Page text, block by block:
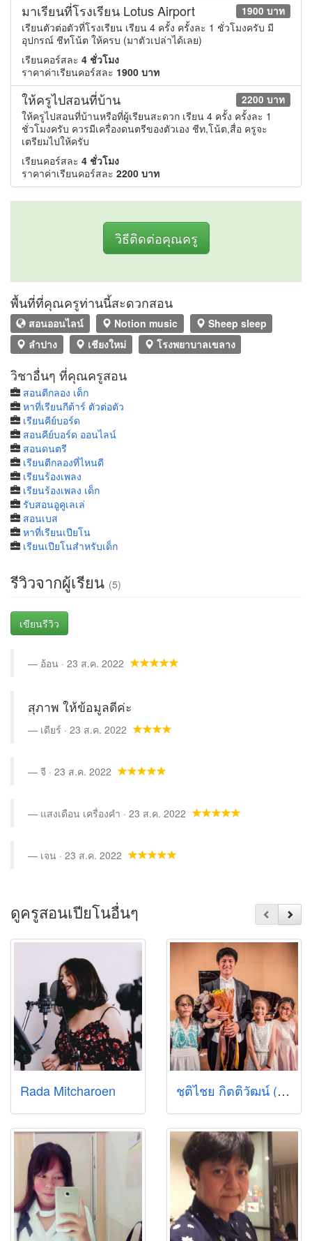
มาเรียนที่โรงเรียน Lotus Airport 1900 บาท
เรียนตัวต่อตัวที่โรงเรียน เรียน 4 ครั้ง ครั้งละ 1 ชั่วโมงครับ มี
อุปกรณ์ ชีทโน้ต ให้ครบ (มาตัวเปล่าได้เลย)
เรียนคอร์สละ 4 ชั่วโมง
ราคาค่าเรียนคอร์สละ 1900 บาท
ให้ครูไปสอนที่บ้าน 2200 บาท
ให้ครูไปสอนที่บ้านหรือที่ผู้เรียนสะดวก เรียน 4 ครั้ง ครั้งละ 1
ชั่วโมงครับ ควรมีเครื่องดนตรีของตัวเอง ชีท,โน้ต,สื่อ ครูจะ
เตรียมไปให้ครับ
เรียนคอร์สละ 4 ชั่วโมง
ราคาค่าเรียนคอร์สละ 2200 บาท
วิธีติดต่อคุณครู
พื้นที่ที่คุณครูท่านนี้สะดวกสอน
สอนออนไลน์ Notion music
Sheep sleep
ลำปาง
เชียงใหม่ โรงพยาบาลเขลาง
วิชาอื่นๆ ที่คุณครูสอน
สอนตีกลอง เด็ก
หาที่เรียนกีต้าร์ ตัวต่อตัว
เรียนคีย์บอร์ด
สอนคีย์บอร์ด ออนไลน์
สอนดนตรี
เรียนตีกลองที่ไหนดี
เรียนร้องเพลง
เรียนร้องเพลง เด็ก
รับสอนอูคูเลเล่
สอนเบส
หาที่เรียนเปียโน
เรียนเปียโนสำหรับเด็ก
รีวิวจากผู้เรียน (5)
เขียนรีวิว
อ้อน · 23 ส.ค. 2022
สุภาพ ให้ข้อมูลดีค่ะ
เดียร์ · 23 ส.ค. 2022
จี · 23 ส.ค. 2022
แสงเดือน เครื่องคำ · 23 ส.ค. 2022
เจน · 23 ส.ค. 2022
ดูครูสอนเปียโนอื่นๆ
Rada Mitcharoen ชุติไชย กิตติวัฒน์ (โซ่)